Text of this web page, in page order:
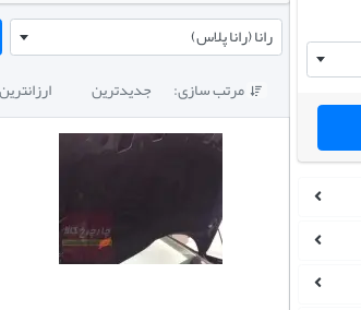
رانا (رانا پلاس)
 مرتب سازی: جدیدترین ارزانترین